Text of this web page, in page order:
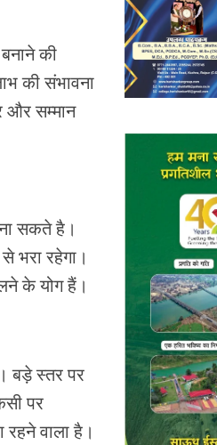
की
की संभावना
और सम्मान
सकते है।
भरा रहेगा।
के योग हैं।
बड़े स्तर पर
पर
वाला है।